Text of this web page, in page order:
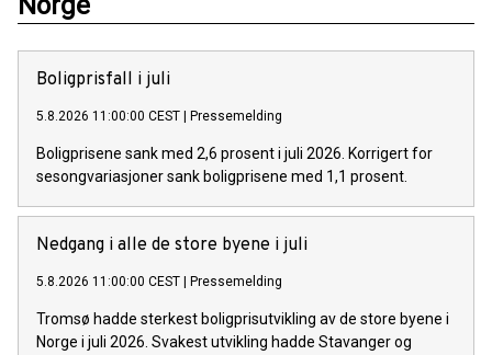
Boligprisfall i juli
5.8.2026 11:00:00 CEST Pressemelding
Boligprisene sank med 2,6 prosent i juli 2026. Korrigert for
sesongvariasjoner sank boligprisene med 1,1 prosent.
Nedgang i alle de store byene i juli
5.8.2026 11:00:00 CEST Pressemelding
Tromsø hadde sterkest boligprisutvikling av de store byene i
Norge i juli 2026. Svakest utvikling hadde Stavanger og